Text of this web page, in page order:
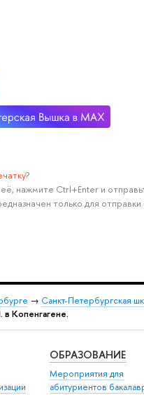
?
нажмите Ctrl+Enter и
только для
→ Санкт-Петербургская
Копенгагене.
ОБРАЗОВАНИЕ
Мероприятия для
абитуриентов